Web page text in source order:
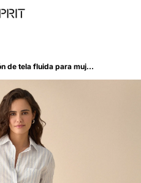
Pantalón de tela fluida para mujer - Crudo